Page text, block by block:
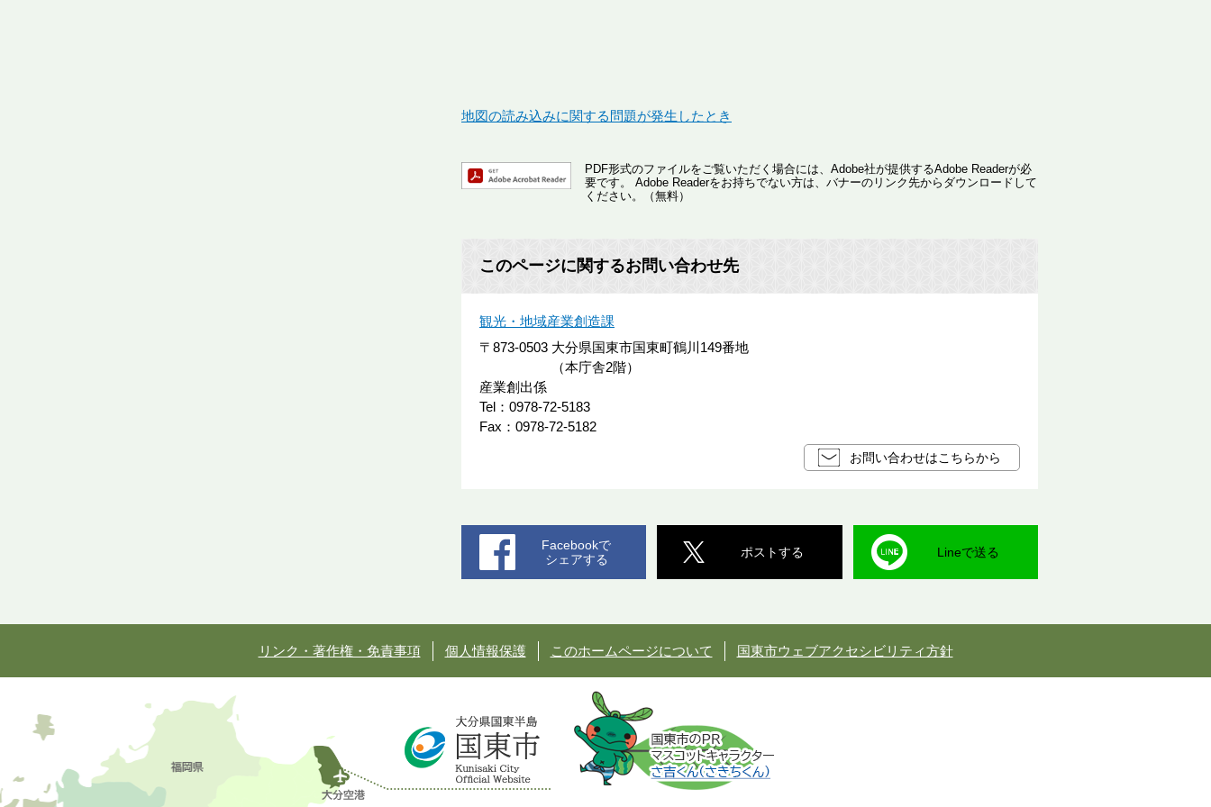
地図の読み込みに関する問題が発生したとき
PDF形式のファイルをご覧いただく場合には、Adobe社が提供するAdobe Readerが必
要です。
Adobe Readerをお持ちでない方は、バナーのリンク先からダウンロードして
ください。（無料）
このページに関するお問い合わせ先
観光・地域産業創造課
〒873-0503 大分県国東市国東町鶴川149番地
（本庁舎2階）
産業創出係
Tel：0978-72-5183
Fax：0978-72-5182
お問い合わせはこちらから
Facebookで
シェアする
ポストする Lineで送る
リンク・著作権・免責事項 個人情報保護 このホームページについて 国東市ウェブアクセシビリティ方針